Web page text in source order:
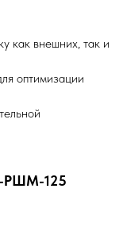
как внешних, так и
оптимизации
РШМ-125